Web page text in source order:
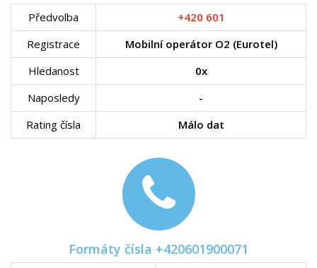
Předvolba
+420 601
Registrace
Mobilní operátor O2 (Eurotel)
Hledanost
0x
Naposledy
-
Rating čísla
Málo dat
Formáty čísla +420601900071